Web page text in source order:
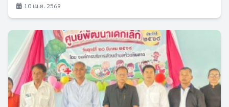
10 เม.ย. 2569